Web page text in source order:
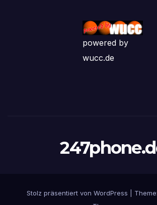
powered by
wucc.de
Stolz präsentiert von WordPress